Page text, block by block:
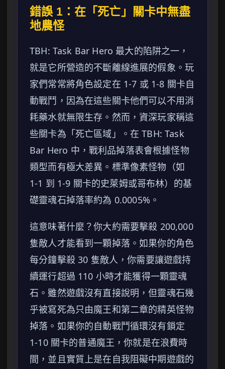
錯誤 1：在「死亡」關卡中無盡
地農怪
TBH: Task Bar Hero 最大的陷阱之一，
就是它所營造的不斷離線進展的假象。玩
家們常常將角色設定在 1-7 或 1-8 關卡自
動戰鬥，因為在這些關卡他們可以不用消
耗藥水就無限生存。然而，資深玩家稱這
些關卡為「死亡區域」。在 TBH: Task
Bar Hero 中，戰利品掉落表會根據怪物
類型而有極大差異。標準像素怪物（如
1-1 到 1-9 關卡的史萊姆或哥布林）的基
礎靈魂石掉落率約為 0.0005%。
這意味著什麼？你大約需要擊殺 200,000
隻敵人才能看到一顆掉落。如果你的角色
每分鐘擊殺 30 隻敵人，你需要讓遊戲持
續運行超過 110 小時才能獲得一顆靈魂
石。雖然遊戲沒有直接說明，但靈魂石幾
乎被寫死為只由魔王和第二章的精英怪物
掉落。如果你的自動戰鬥循環沒有鎖定
1-10 關卡的普通魔王，你就是在浪費時
間，並且實質上是在自我阻礙中期遊戲的